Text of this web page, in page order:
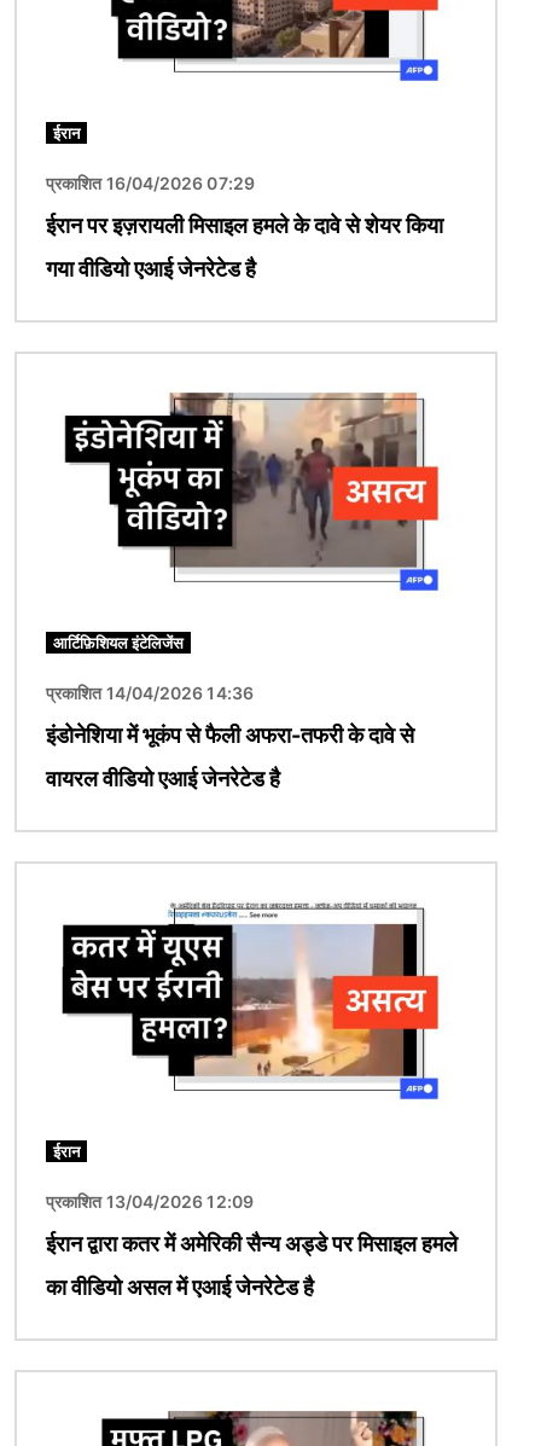
ईरान
प्रकाशित 16/04/2026 07:29
ईरान पर इज़रायली मिसाइल हमले के दावे से शेयर किया
गया वीडियो एआई जेनरेटेड है
आर्टिफ़िशियल इंटेलिजेंस
प्रकाशित 14/04/2026 14:36
इंडोनेशिया में भूकंप से फैली अफरा-तफरी के दावे से
वायरल वीडियो एआई जेनरेटेड है
ईरान
प्रकाशित 13/04/2026 12:09
ईरान द्वारा कतर में अमेरिकी सैन्य अड्डे पर मिसाइल हमले
का वीडियो असल में एआई जेनरेटेड है